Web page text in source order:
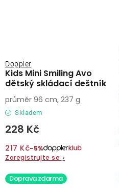
Kids Mini Smiling Avo
dětský skládací deštník
Doppler
Skladem
228 Kč
217 Kč−5%
Zaregistrujte se ›
průměr 96 cm, 237 g
Doprava zdarma